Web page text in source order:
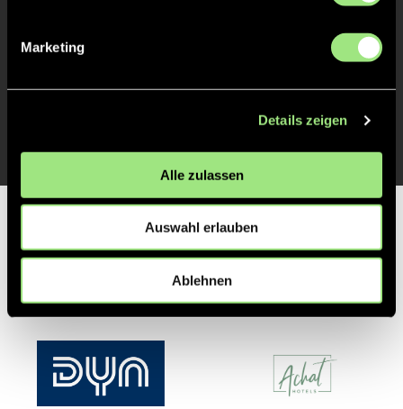
Marketing
Details zeigen
Alle zulassen
Auswahl erlauben
Ablehnen